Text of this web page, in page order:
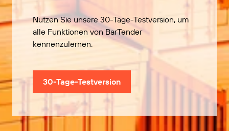
Nutzen Sie unsere 30-Tage-Testversion, um
alle Funktionen von BarTender
kennenzulernen.
30-Tage-Testversion